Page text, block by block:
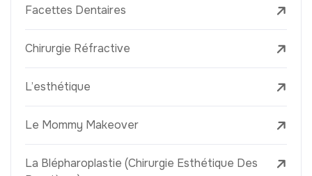
Facettes Dentaires
Chirurgie Réfractive
L’esthétique
Le Mommy Makeover
La Blépharoplastie (Chirurgie Esthétique Des